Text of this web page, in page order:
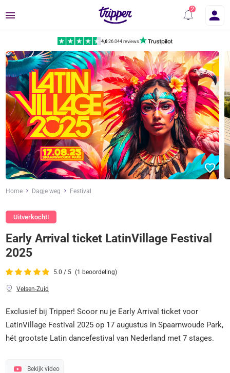
Menu
4,6|26.044 reviews
Home Dagje weg Festival
Uitverkocht!
Early Arrival ticket LatinVillage Festival
2025
5.0 / 5 (1 beoordeling)
Velsen-Zuid
Exclusief bij Tripper! Scoor nu je Early Arrival ticket voor
LatinVillage Festival 2025 op 17 augustus in Spaarnwoude Park,
hét grootste Latin dancefestival van Nederland met 7 stages.
Bekijk video